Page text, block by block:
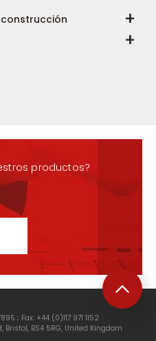
productos?
; Fax: +44 (0)117 971 1152
BS4 5RG, United Kingdom